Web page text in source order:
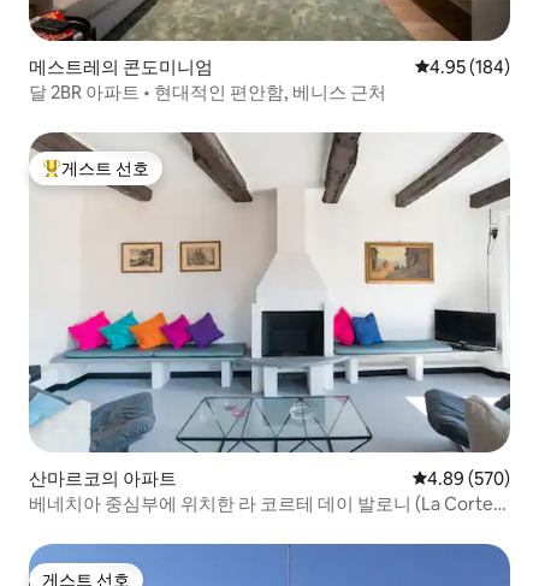
메스트레의 콘도미니엄 평점 4.95점(5
4.95 (184)
달 2BR 아파트 • 현대적인 편안함, 베니스 근처
상위 게스트 선호
게스트 선호
산마르코의 아파트 평점 4.89점(5
4.89 (570)
베네치아 중심부에 위치한 라 코르테 데이 발로니 (La Corte
게스트 선호